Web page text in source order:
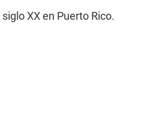
XX en Puerto Rico.